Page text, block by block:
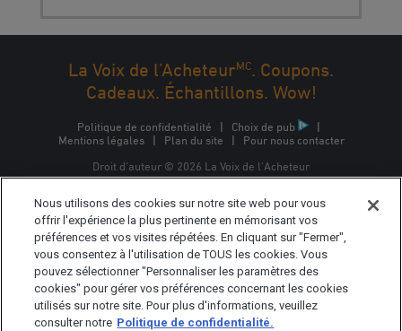
← ... 10 20 ... 30 31 32 33
La Voix de l’AcheteurMC. Coupons.
Cadeaux. Échantillons. Wow!
Politique de confidentialité | Choix de pub
|
Mentions légales
| Plan du site | Pour nous contacter
Droit d'auteur © 2026 La Voix de l'Acheteur
d'Epsilon Interactive CA, ULC, propriété d'Epsilon Data
Management, LLC.
Nous utilisons des cookies sur notre site web pour vous
offrir l'expérience la plus pertinente en mémorisant vos
préférences et vos visites répétées. En cliquant sur "Fermer",
vous consentez à l'utilisation de TOUS les cookies. Vous
pouvez sélectionner "Personnaliser les paramètres des
cookies" pour gérer vos préférences concernant les cookies
utilisés sur notre site. Pour plus d'informations, veuillez
consulter notre Politique de confidentialité.